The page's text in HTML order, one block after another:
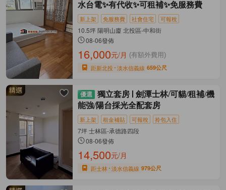
水台電✨有代收✨可租補✨免服務費
新上架 免服務費 社會住宅 可報稅
10.5坪 陽明山廈 北投區-中和街
08-06發佈
16,000元/月 (有額外費用)
距新北投 淡水信義線 659公尺
獨立套房
劍潭士林/可貓/租補/機
能強/陽台採光全配套房
新上架 租金補貼 可報稅 拎包入住
7坪 士林區-承德路四段
08-06發佈
14,500元/月
距士林 淡水信義線 979公尺